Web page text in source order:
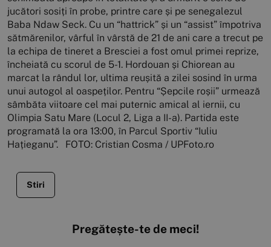
jucători sosiți în probe, printre care și pe senegalezul
Baba Ndaw Seck. Cu un “hattrick” și un “assist” împotriva
sătmărenilor, vârful în vârstă de 21 de ani care a trecut pe
la echipa de tineret a Bresciei a fost omul primei reprize,
încheiată cu scorul de 5-1. Hordouan și Chiorean au
marcat la rândul lor, ultima reușită a zilei sosind în urma
unui autogol al oaspeților. Pentru “Șepcile roșii” urmează
sâmbăta viitoare cel mai puternic amical al iernii, cu
Olimpia Satu Mare (Locul 2, Liga a II-a). Partida este
programată la ora 13:00, în Parcul Sportiv “Iuliu
Hațieganu”. FOTO: Cristian Cosma / UPFoto.ro
Stiri
Pregătește-te de meci!